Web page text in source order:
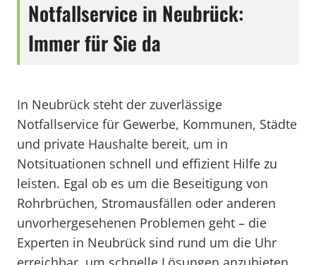
Notfallservice in Neubrück:
Immer für Sie da
In Neubrück steht der zuverlässige
Notfallservice für Gewerbe, Kommunen, Städte
und private Haushalte bereit, um in
Notsituationen schnell und effizient Hilfe zu
leisten. Egal ob es um die Beseitigung von
Rohrbrüchen, Stromausfällen oder anderen
unvorhergesehenen Problemen geht – die
Experten in Neubrück sind rund um die Uhr